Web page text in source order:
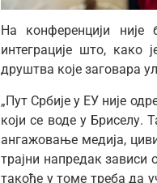
На конференцији није
интеграције што, како
друштва које заговара
„Пут Србије у ЕУ није
који се воде у Бриселу.
ангажовање медија,
трајни напредак зависи
такође у томе треба да